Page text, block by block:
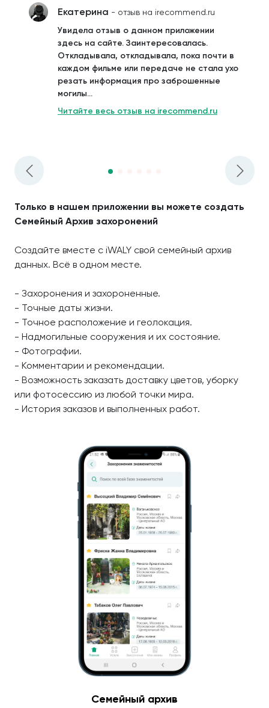
Екатерина - отзыв на irecommend.ru
Увидела отзыв о данном приложении
здесь на сайте. Заинтересовалась.
Откладывала, откладывала, пока почти в
каждом фильме или передаче не стала ухо
резать информация про заброшенные
могилы...
Читайте весь отзыв на irecommend.ru
Только в нашем приложении вы можете создать
Семейный Архив захоронений
Создайте вместе с iWALY свой семейный архив
данных. Всё в одном месте.
- Захоронения и захороненные.
- Точные даты жизни.
- Точное расположение и геолокация.
- Надмогильные сооружения и их состояние.
- Фотографии.
- Комментарии и рекомендации.
- Возможность заказать доставку цветов, уборку
или фотосессию из любой точки мира.
- История заказов и выполненных работ.
Семейный архив